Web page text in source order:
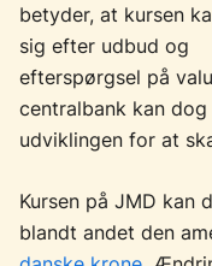
betyder, at kursen
sig efter udbud og
efterspørgsel på
centralbank kan
udviklingen for at
Kursen på JMD
blandt andet den